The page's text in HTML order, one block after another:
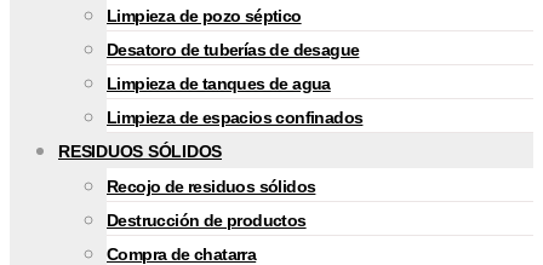
Limpieza de pozo séptico
Desatoro de tuberías de desague
Limpieza de tanques de agua
Limpieza de espacios confinados
RESIDUOS SÓLIDOS
Recojo de residuos sólidos
Destrucción de productos
Compra de chatarra